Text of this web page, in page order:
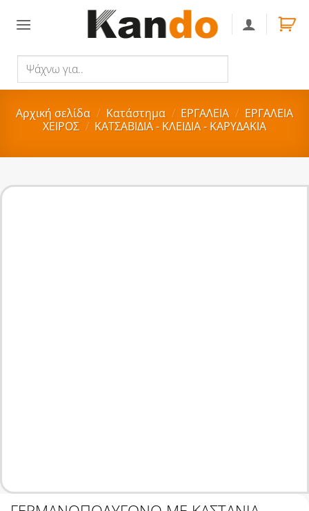
για..
Αρχική σελίδα / Κατάστημα / ΕΡΓΑΛΕΙΑ / ΕΡΓΑΛΕΙΑ
ΧΕΙΡΟΣ / ΚΑΤΣΑΒΙΔΙΑ - ΚΛΕΙΔΙΑ - ΚΑΡΥΔΑΚΙΑ